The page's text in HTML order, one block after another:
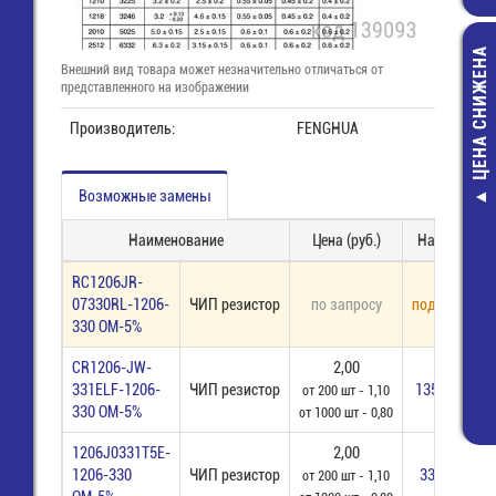
37,00 руб.
ЦЕНА СНИЖЕНА
Внешний вид товара может незначительно отличаться от
представленного на изображении
Производитель: FENGHUA
Возможные замены
Наименование Цена (руб.) Наличие
RC1206JR-
07330RL-1206-
330 ОМ-5%
ЧИП резистор по запросу под заказ
CR1206-JW-
331ELF-1206-
330 ОМ-5%
ЧИП резистор
2,00
от 200 шт - 1,10
от 1000 шт - 0,80
13560 шт
1206J0331T5E-
1206-330
ЧИП резистор
2,00
от 200 шт - 1,10
3399 шт